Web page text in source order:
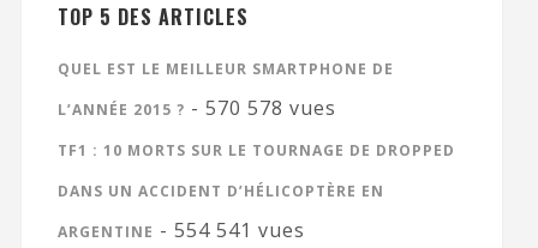
TOP 5 DES ARTICLES
QUEL EST LE MEILLEUR SMARTPHONE DE
L’ANNÉE 2015 ? - 570 578 vues
TF1 : 10 MORTS SUR LE TOURNAGE DE DROPPED
DANS UN ACCIDENT D’HÉLICOPTÈRE EN
ARGENTINE - 554 541 vues